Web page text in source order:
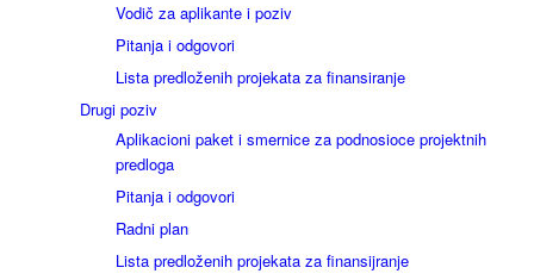
Vodič za aplikante i poziv
Pitanja i odgovori
Lista predloženih projekata za finansiranje
Drugi poziv
Aplikacioni paket i smernice za podnosioce projektnih
predloga
Pitanja i odgovori
Radni plan
Lista predloženih projekata za finansijranje